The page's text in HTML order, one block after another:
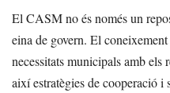
El CASM no és només un
eina de govern. El
necessitats municipals amb els
així estratègies de cooperació i